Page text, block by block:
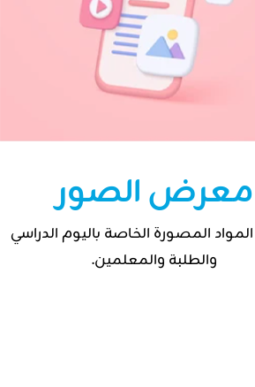
معرض الصور
المصورة الخاصة باليوم الدراسي
والطلبة والمعلمين.